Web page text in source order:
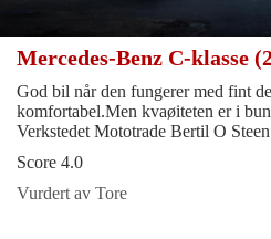
Mercedes-Benz C-klasse
God bil når den fungerer med fint
komfortabel.Men kvaøiteten er i
Verkstedet Mototrade Bertil O
Score 4.0
Vurdert av Tore